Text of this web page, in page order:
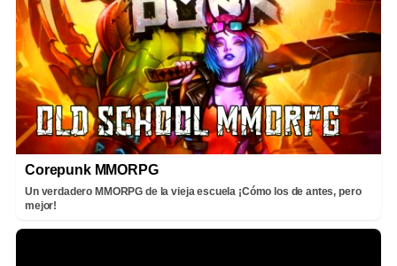
Corepunk MMORPG
Un verdadero MMORPG de la vieja escuela ¡Cómo los de antes, pero
mejor!